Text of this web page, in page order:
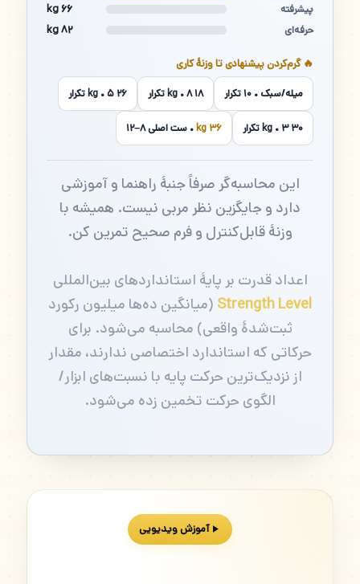
پیشرفته ۶۶ kg
حرفه‌ای ۸۲ kg
🔥 گرم‌کردن پیشنهادی تا وزنهٔ کاری
میله/سبک • ۱۰ تکرار ۱۸ kg • ۸ تکرار ۲۶ kg • ۵ تکرار
۳۰ kg • ۳ تکرار ۳۶ kg • ست اصلی ۸–۱۲
این محاسبه‌گر صرفاً جنبهٔ راهنما و آموزشی
دارد و جایگزین نظر مربی نیست. همیشه با
وزنهٔ قابل‌کنترل و فرم صحیح تمرین کن.
اعداد قدرت بر پایهٔ استانداردهای بین‌المللی
Strength Level (میانگین ده‌ها میلیون رکورد
ثبت‌شدهٔ واقعی) محاسبه می‌شود. برای
حرکاتی که استاندارد اختصاصی ندارند، مقدار
از نزدیک‌ترین حرکت پایه با نسبت‌های ابزار/
الگوی حرکت تخمین زده می‌شود.
آموزش ویدیویی